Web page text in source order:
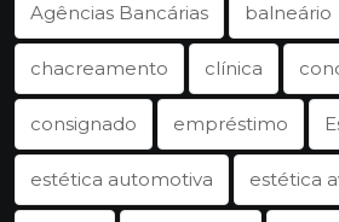
Agências Bancárias balneário
chacreamento clínica
consignado empréstimo
estética automotiva estética